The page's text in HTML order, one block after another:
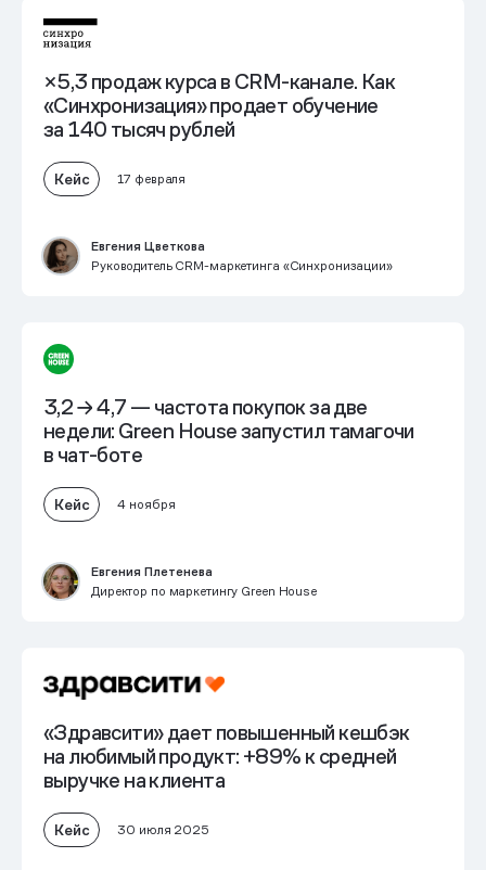
×5,3 продаж курса в CRM-канале. Как
«Синхронизация» продает обучение
за 140 тысяч рублей
Кейс 17 февраля
Евгения Цветкова
Руководитель CRM-маркетинга «Синхронизации»
3,2 → 4,7 — частота покупок за две
недели: Green House запустил тамагочи
в чат-боте
Кейс 4 ноября
Евгения Плетенева
Директор по маркетингу Green House
«Здравсити» дает повышенный кешбэк
на любимый продукт: +89% к средней
выручке на клиента
Кейс 30 июля 2025